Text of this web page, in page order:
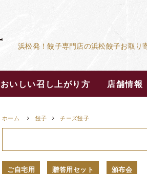
浜松発！餃子専門店の浜松餃子お取り
おいしい召し上がり方 店舗情報
ホーム 餃子 チーズ餃子
ご自宅用 贈答用セット 頒布会